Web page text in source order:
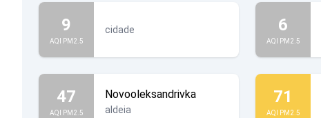
9
AQI PM2.5
cidade 6
AQI PM2.5
47
AQI PM2.5
Novooleksandrivka
aldeia
71
AQI PM2.5